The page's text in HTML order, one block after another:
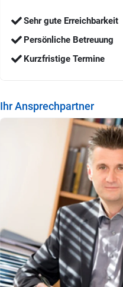
Sehr gute Erreichbarkeit
Persönliche Betreuung
Kurzfristige Termine
Ihr Ansprechpartner